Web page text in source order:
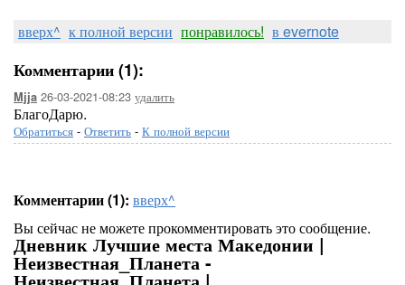
вверх^ к полной версии понравилось! в evernote
Комментарии (1):
Mjja 26-03-2021-08:23 удалить
БлагоДарю.
Обратиться - Ответить - К полной версии
Комментарии (1): вверх^
Вы сейчас не можете прокомментировать это сообщение.
Дневник Лучшие места Македонии |
Неизвестная_Планета -